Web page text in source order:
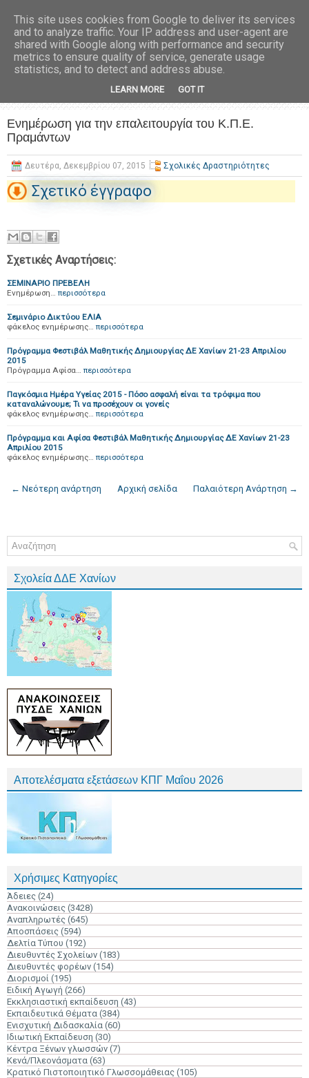
Ενημέρωση για την επαλειτουργία του Κ.Π.Ε.
Πραμάντων
Δευτέρα, Δεκεμβρίου 07, 2015 Σχολικές Δραστηριότητες
Σχετικό έγγραφο
Σχετικές Αναρτήσεις:
ΣΕΜΙΝΑΡΙΟ ΠΡΕΒΕΛΗ
Ενημέρωση… περισσότερα
Σεμινάριο Δικτύου ΕΛΙΑ
φάκελος ενημέρωσης… περισσότερα
Πρόγραμμα Φεστιβάλ Μαθητικής Δημιουργίας ΔΕ Χανίων 21-23 Απριλίου
2015
Πρόγραμμα Αφίσα… περισσότερα
Παγκόσμια Ημέρα Υγείας 2015 - Πόσο ασφαλή είναι τα τρόφιμα που
καταναλώνουμε; Τι να προσέχουν οι γονείς
φάκελος ενημέρωσης… περισσότερα
Πρόγραμμα και Αφίσα Φεστιβάλ Μαθητικής Δημιουργίας ΔΕ Χανίων 21-23
Απριλίου 2015
φάκελος ενημέρωσης… περισσότερα
← Νεότερη ανάρτηση Παλαιότερη Ανάρτηση →
Αρχική σελίδα
Σχολεία ΔΔΕ Χανίων
Αποτελέσματα εξετάσεων ΚΠΓ Μαΐου 2026
Χρήσιμες Κατηγορίες
Άδειες (24)
Ανακοινώσεις (3428)
Αναπληρωτές (645)
Αποσπάσεις (594)
Δελτία Τύπου (192)
Διευθυντές Σχολείων (183)
Διευθυντές φορέων (154)
Διορισμοί (195)
Ειδική Αγωγή (266)
Εκκλησιαστική εκπαίδευση (43)
Εκπαιδευτικά Θέματα (384)
Ενισχυτική Διδασκαλία (60)
Ιδιωτική Εκπαίδευση (30)
Κέντρα Ξένων γλωσσών (7)
Κενά/Πλεονάσματα (63)
Κρατικό Πιστοποιητικό Γλωσσομάθειας (105)
This site uses cookies from Google to deliver its services
and to analyze traffic. Your IP address and user-agent are
shared with Google along with performance and security
metrics to ensure quality of service, generate usage
statistics, and to detect and address abuse.
LEARN MORE GOT IT